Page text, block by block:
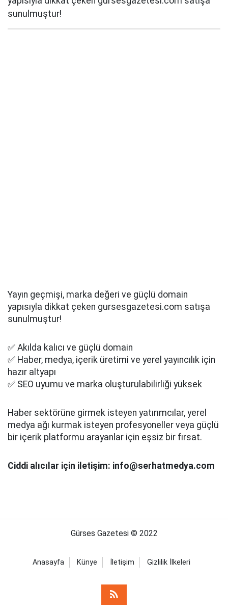
sunulmuştur!
Yayın geçmişi, marka değeri ve güçlü domain
yapısıyla dikkat çeken gursesgazetesi.com satışa
sunulmuştur!
✅ Akılda kalıcı ve güçlü domain
✅ Haber, medya, içerik üretimi ve yerel yayıncılık için
hazır altyapı
✅ SEO uyumu ve marka oluşturulabilirliği yüksek
Haber sektörüne girmek isteyen yatırımcılar, yerel
medya ağı kurmak isteyen profesyoneller veya güçlü
bir içerik platformu arayanlar için eşsiz bir fırsat.
Ciddi alıcılar için iletişim: info@serhatmedya.com
Gürses Gazetesi © 2022
Anasayfa Künye İletişim Gizlilik İlkeleri